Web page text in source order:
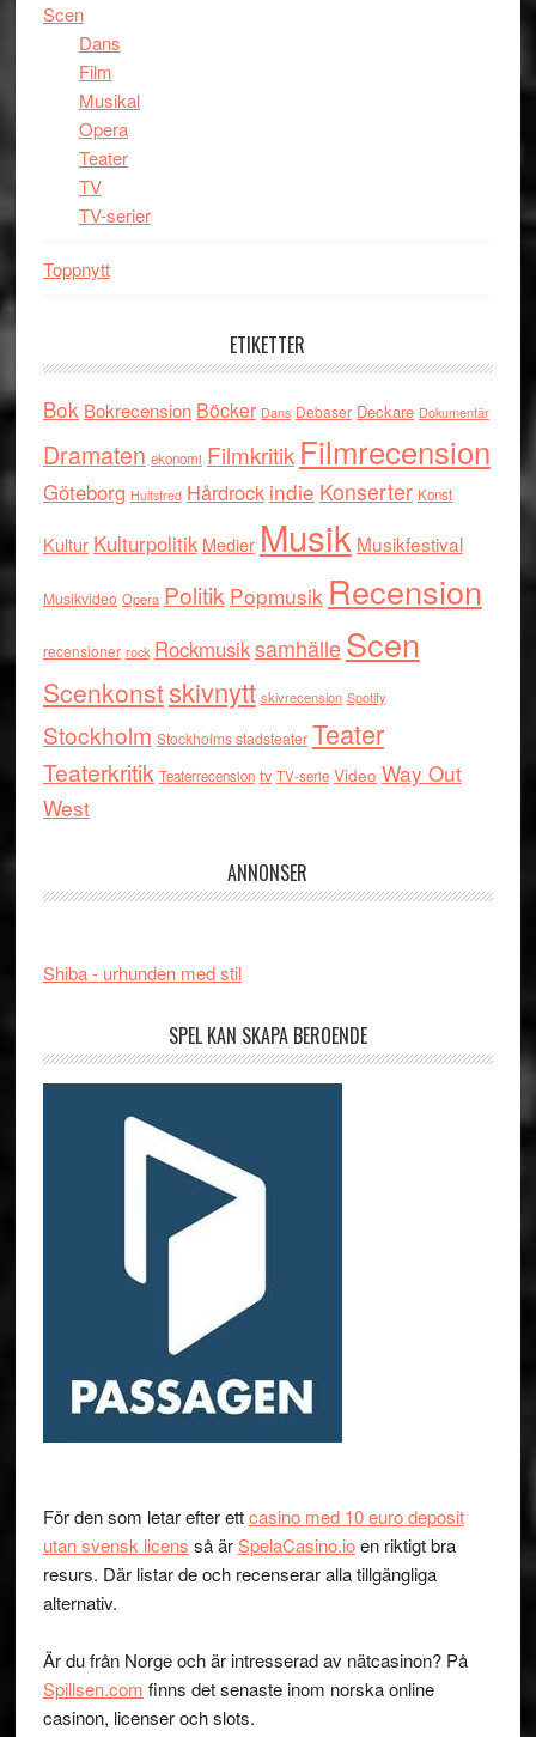
Scen
Dans
Film
Musikal
Opera
Teater
TV
TV-serier
Toppnytt
ETIKETTER
Bok Bokrecension Böcker Dans Debaser Deckare Dokumentär
Dramaten ekonomi Filmkritik Filmrecension
Göteborg Hultsfred Hårdrock indie Konserter Konst
Kultur Kulturpolitik Medier Musik Musikfestival
Musikvideo Opera Politik Popmusik Recension
recensioner rock RockmusiksamhälleScen
Scenkonstskivnytt skivrecension Spotify
Stockholm Stockholms stadsteater Teater
Teaterkritik Teaterrecension tv TV-serie Video Way Out
West
ANNONSER
Shiba - urhunden med stil
SPEL KAN SKAPA BEROENDE
För den som letar efter ettcasino med 10 euro deposit
utan svensk licens så ärSpelaCasino.ioen riktigt bra
resurs. Där listar de och recenserar alla tillgängliga
alternativ.
Är du från Norge och är intresserad av nätcasinon? På
Spillsen.com finns det senaste inom norska online
casinon, licenser och slots.